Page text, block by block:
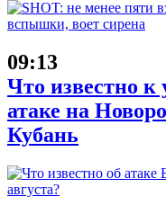
09:13
Что известно к
атаке на
Кубань